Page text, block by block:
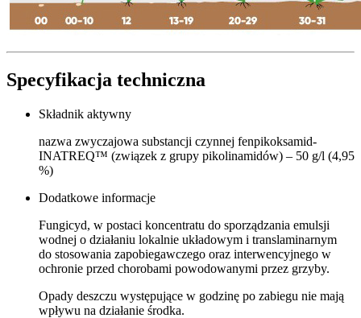
Specyfikacja techniczna
Składnik aktywny
nazwa zwyczajowa substancji czynnej fenpikoksamid-
INATREQ™ (związek z grupy pikolinamidów) – 50 g/l (4,95
%)
Dodatkowe informacje
Fungicyd, w postaci koncentratu do sporządzania emulsji
wodnej o działaniu lokalnie układowym i translaminarnym
do stosowania zapobiegawczego oraz interwencyjnego w
ochronie przed chorobami powodowanymi przez grzyby.
Opady deszczu występujące w godzinę po zabiegu nie mają
wpływu na działanie środka.